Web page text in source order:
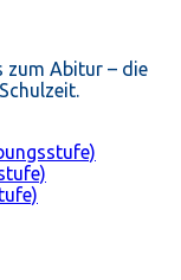
zum Abitur – die